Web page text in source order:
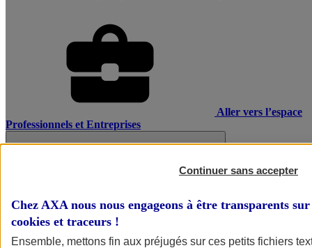
Aller vers l’espace
Professionnels et Entreprises
Continuer sans accepter
Chez AXA nous nous engageons à être transparents
cookies et traceurs !
Ensemble, mettons fin aux préjugés sur ces petits fichiers